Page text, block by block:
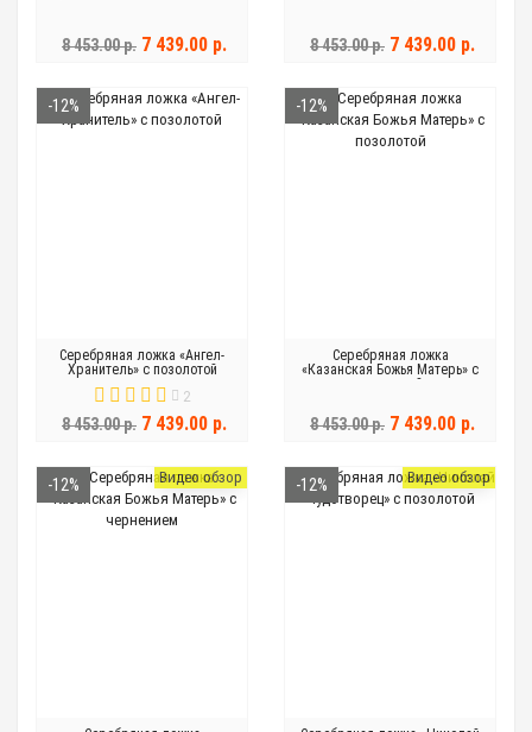
8 453.00 р. 7 439.00 р. 8 453.00 р. 7 439.00 р.
-12%
Серебряная ложка «Ангел-
Хранитель» с позолотой
2
8 453.00 р. 7 439.00 р.
-12%
Серебряная ложка
«Казанская Божья Матерь» с
позолотой
8 453.00 р. 7 439.00 р.
Видео обзор
-12% Видео обзор
-12%